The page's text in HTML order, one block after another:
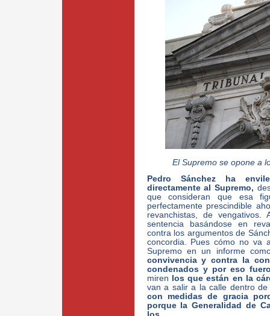
El Supremo se opone a
Pedro Sánchez ha
directamente al Supremo,
que consideran que esa
perfectamente prescindible
revanchistas, de
sentencia basándose en
contra los argumentos de
concordia. Pues cómo no
Supremo en un informe
convivencia y contra la
condenados y por eso
miren
los que están en la
van a salir a la calle dentro
con medidas de gracia
porque la Generalidad de